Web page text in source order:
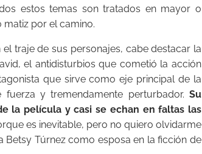
estos temas son tratados en mayor o
por el camino.
traje de sus personajes, cabe destacar la
el antidisturbios que cometió la acción
que sirve como eje principal de la
y tremendamente perturbador. Su
la película y casi se echan en faltas las
es inevitable, pero no quiero olvidarme
Túrnez como esposa en la ficción de